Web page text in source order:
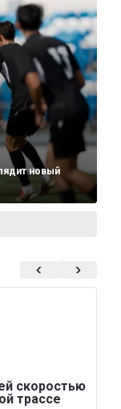
новый
скоростью
трассе